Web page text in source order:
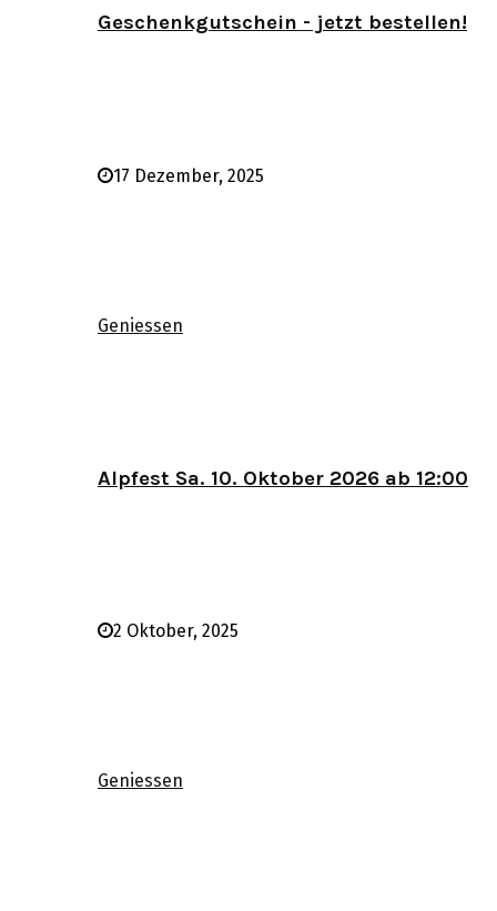
Geschenkgutschein - jetzt bestellen!
17 Dezember, 2025
Geniessen
Alpfest Sa. 10. Oktober 2026 ab 12:00
2 Oktober, 2025
Geniessen